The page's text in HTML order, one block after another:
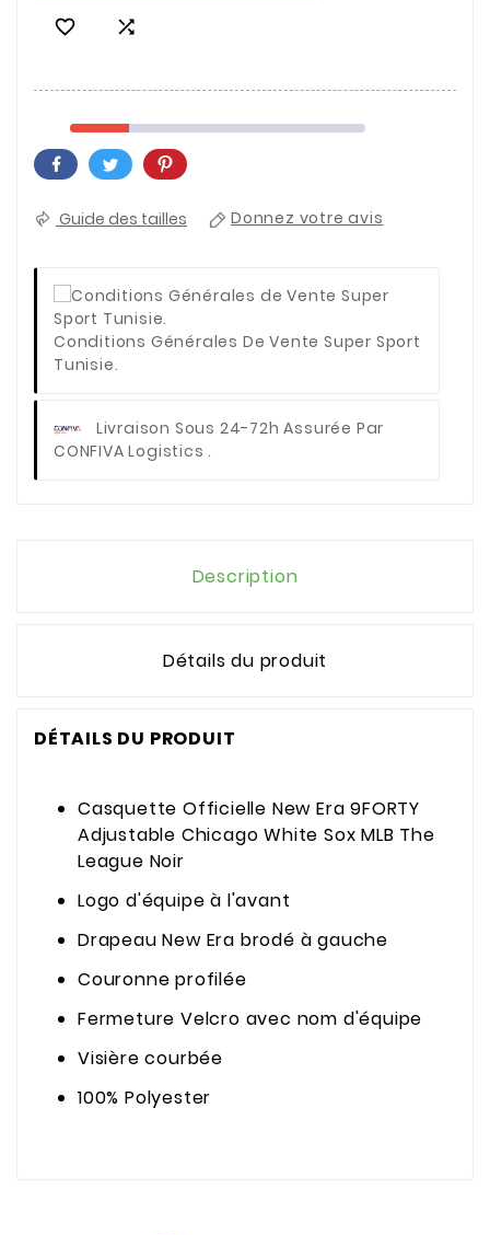
 
Guide des tailles Donnez votre avis
Conditions Générales De Vente Super Sport
Tunisie.
Livraison Sous 24-72h Assurée Par
CONFIVA Logistics .
Description
Détails du produit
DÉTAILS DU PRODUIT
Casquette Officielle New Era 9FORTY
Adjustable Chicago White Sox MLB The
League Noir
Logo d'équipe à l'avant
Drapeau New Era brodé à gauche
Couronne profilée
Fermeture Velcro avec nom d'équipe
Visière courbée
100% Polyester